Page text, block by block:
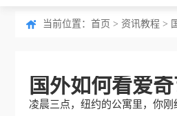
当前位置： 首页 > 资讯教程 >
国外如何看爱
凌晨三点，纽约的公寓里，你